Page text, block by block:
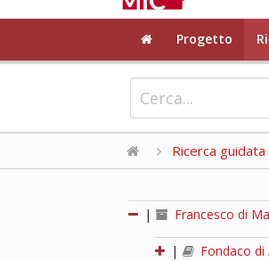
Progetto
Ricerca guidata
| Francesco di
|
Fondaco di